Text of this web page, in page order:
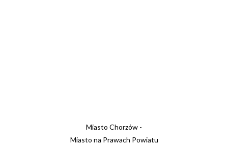
Miasto Chorzów -
Miasto na Prawach Powiatu